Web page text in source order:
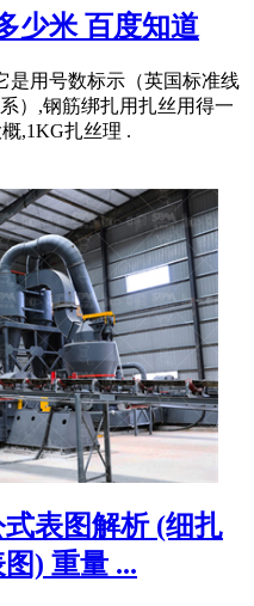
少米 百度知道
是用号数标示（英国标准线
）,钢筋绑扎用扎丝用得一
,1KG扎丝理 .
表图解析 (细扎
) 重量 ...